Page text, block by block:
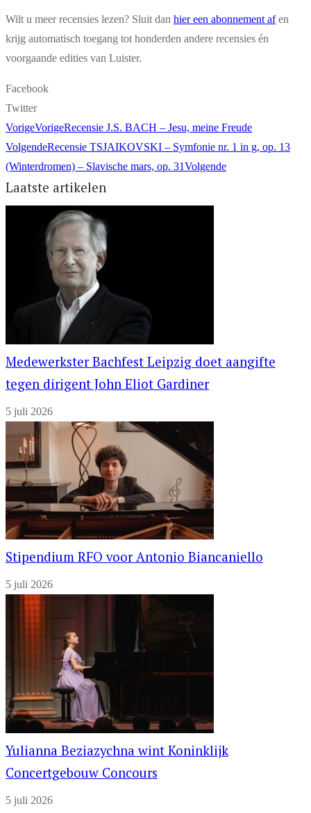
Wilt u meer recensies lezen? Sluit dan hier een abonnement afen
krijg automatisch toegang tot honderden andere recensies én
voorgaande edities van Luister.
Facebook
Twitter
VorigeVorigeRecensie J.S. BACH – Jesu, meine Freude
VolgendeRecensie TSJAIKOVSKI – Symfonie nr. 1 in g, op. 13
(Winterdromen) – Slavische mars, op. 31Volgende
Laatste artikelen
Medewerkster Bachfest Leipzig doet aangifte
tegen dirigent John Eliot Gardiner
5 juli 2026
Stipendium RFO voor Antonio Biancaniello
5 juli 2026
Yulianna Beziazychna wint Koninklijk
Concertgebouw Concours
5 juli 2026